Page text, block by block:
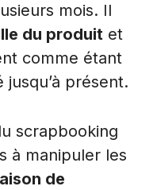
mois. Il
du produit et
comme étant
jusqu’à présent.
scrapbooking
à manipuler les
de